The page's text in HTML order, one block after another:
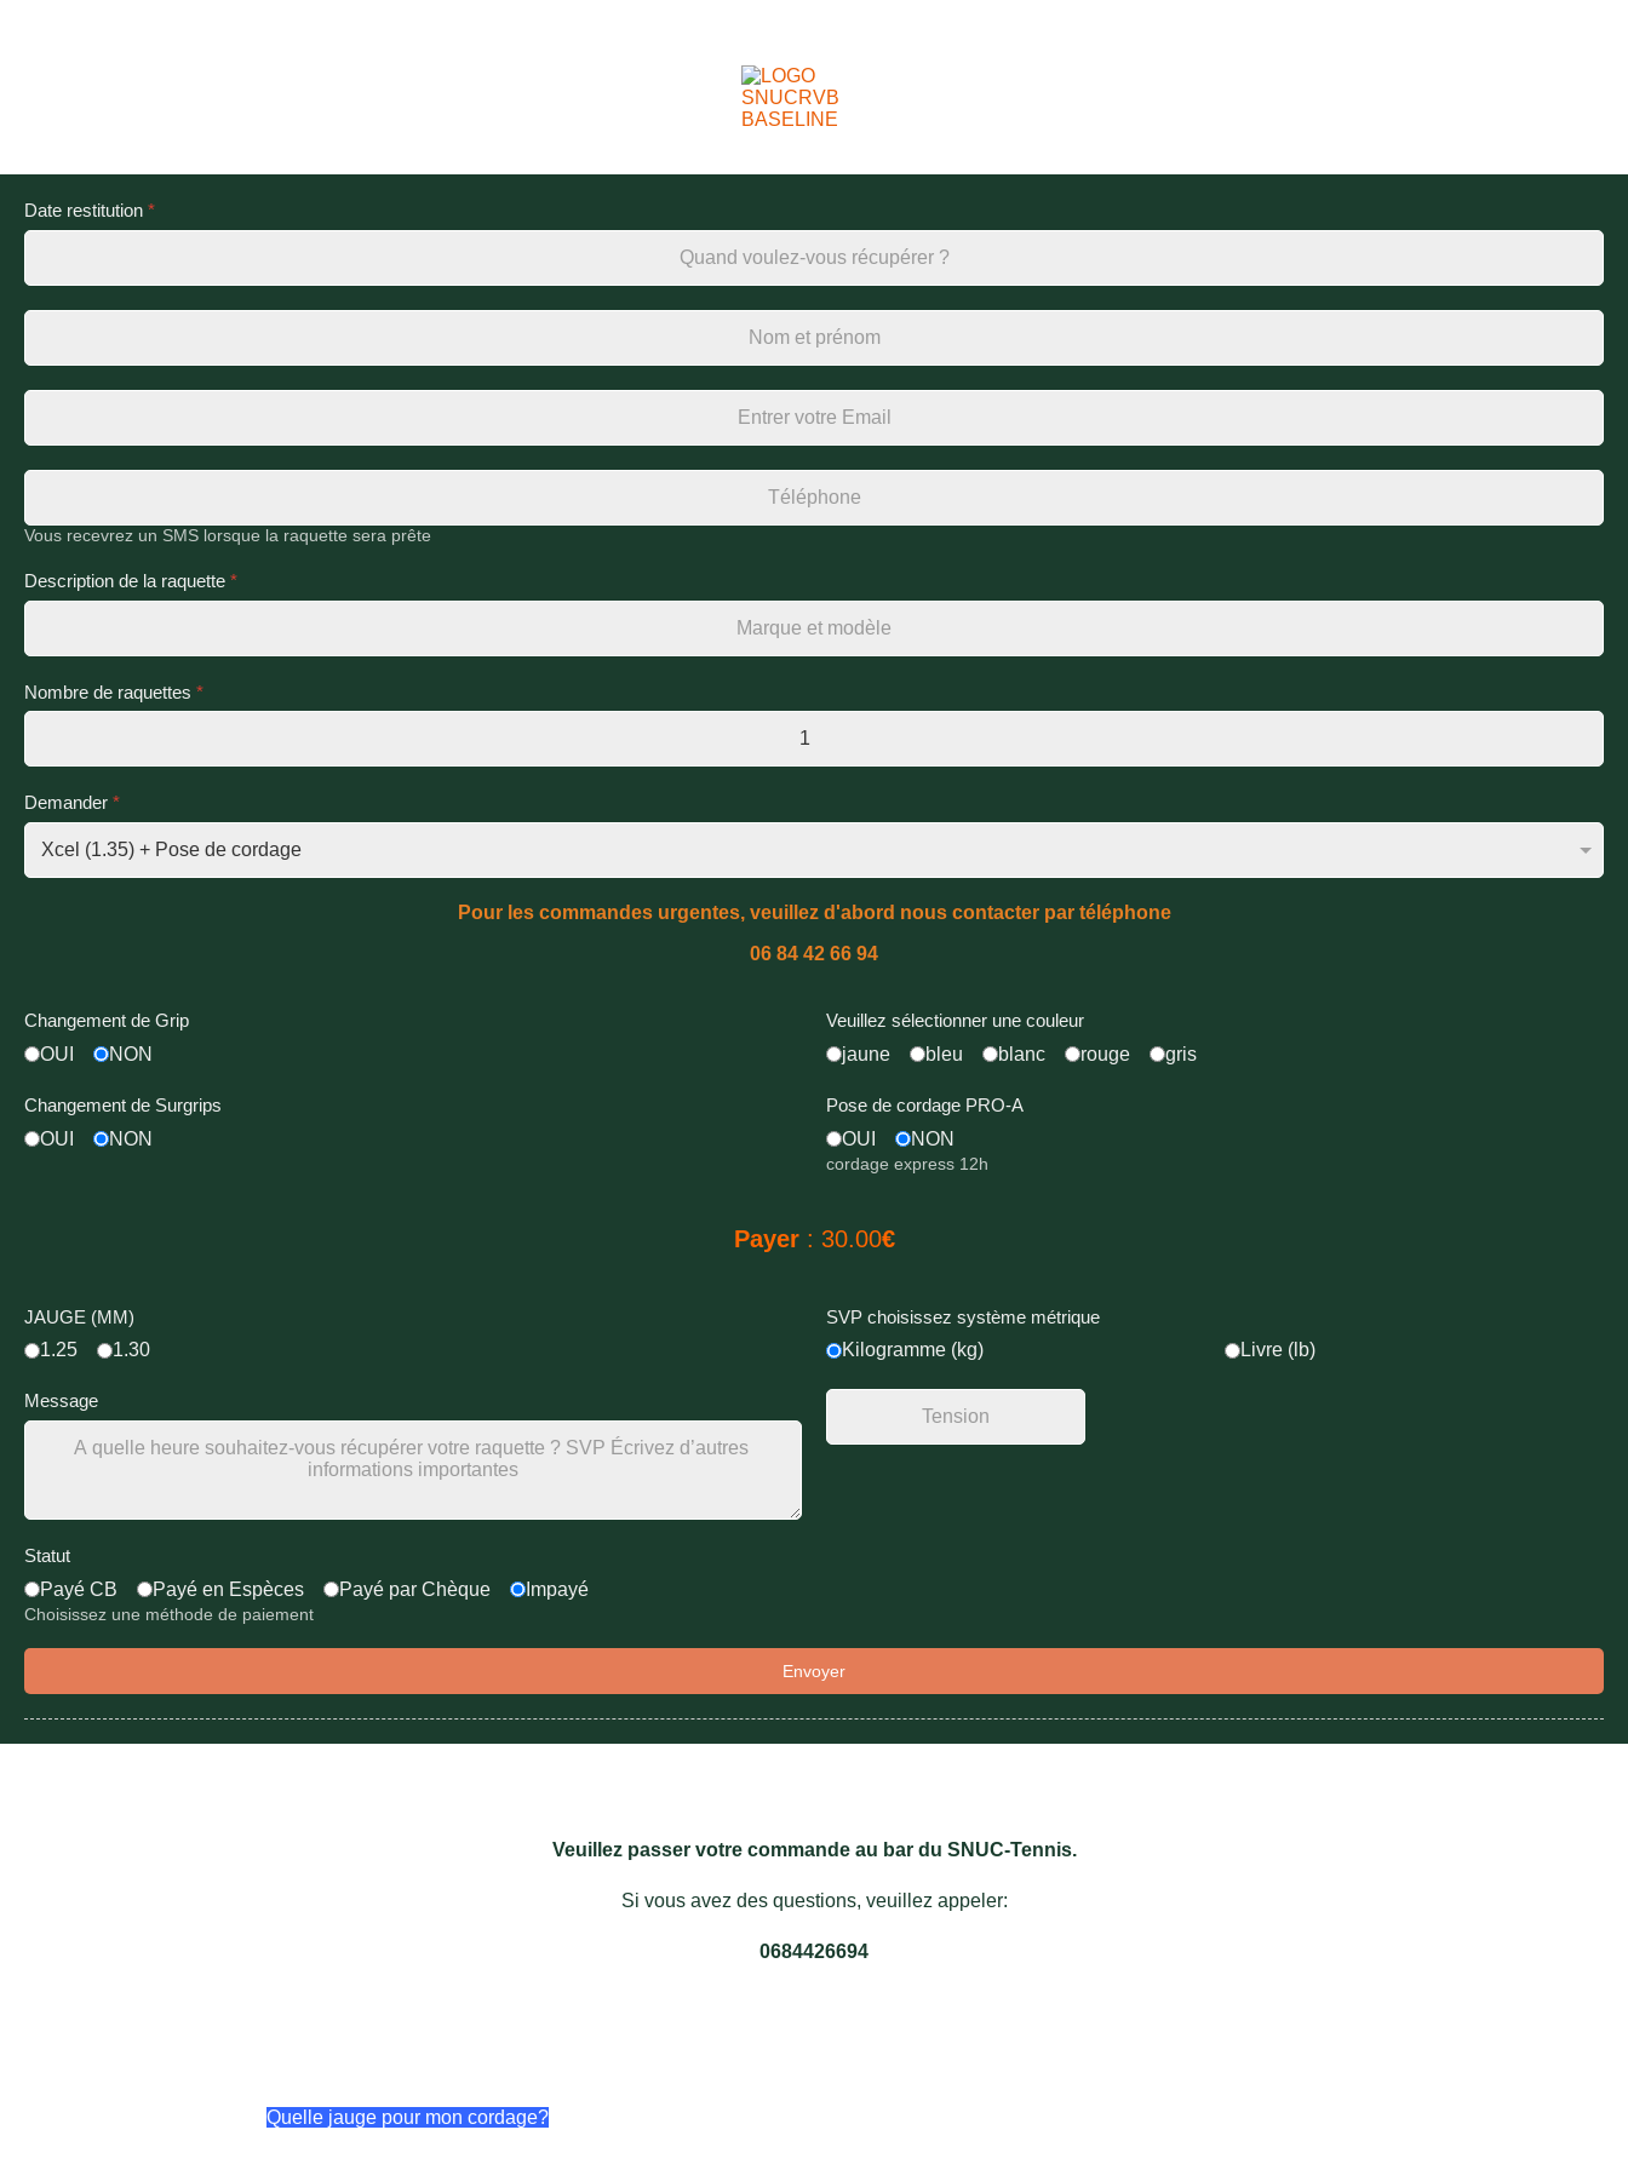
Date restitution *
Vous recevrez un SMS lorsque la raquette sera prête
Description de la raquette *
Nombre de raquettes *
Demander *
Pour les commandes urgentes, veuillez d'abord nous contacter par téléphone
06 84 42 66 94
Changement de Grip
OUI
NON
Veuillez sélectionner une couleur
jaune
bleu blanc rouge gris
Changement de Surgrips
OUI
NON
Pose de cordage PRO-A
OUI
NON
cordage express 12h
Payer: 30.00€
JAUGE (MM)
1.25
1.30
SVP choisissez système métrique
Kilogramme (kg)
Livre (lb)
Message
Statut
Payé CB
Payé en Espèces Payé par Chèque Impayé
Choisissez une méthode de paiement
Envoyer
Veuillez passer votre commande au bar du SNUC-Tennis.
Si vous avez des questions, veuillez appeler:
0684426694
Quelle jauge pour mon cordage?